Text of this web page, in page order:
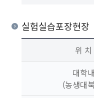
실험실습포장현장
위 치
대학내
(농생대